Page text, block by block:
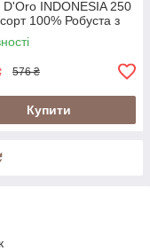
D'Oro INDONESIA 250
100% Робуста з
ґрунтів Індонезії
(Швейцарія)
576 ₴
Купити